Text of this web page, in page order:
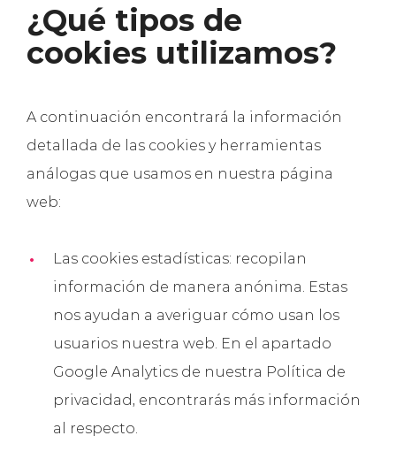
¿Qué tipos de
cookies utilizamos?
A continuación encontrará la información
detallada de las cookies y herramientas
análogas que usamos en nuestra página
web:
Las cookies estadísticas: recopilan
información de manera anónima. Estas
nos ayudan a averiguar cómo usan los
usuarios nuestra web. En el apartado
Google Analytics de nuestra Política de
privacidad, encontrarás más información
al respecto.